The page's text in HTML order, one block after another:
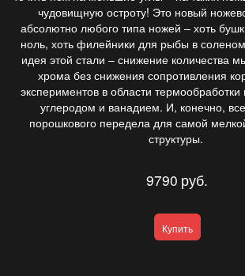
чудовищную остроту! Это новый
абсолютно любого типа ножей – хоть
ноль, хоть филейники для рыбы в
идея этой стали – снижение количества
хрома без снижения сопротивления
экспериментов в области
углеродом и ванадием. И, конечно,
порошкового передела для самой
структуры.
9790 руб.
Купить